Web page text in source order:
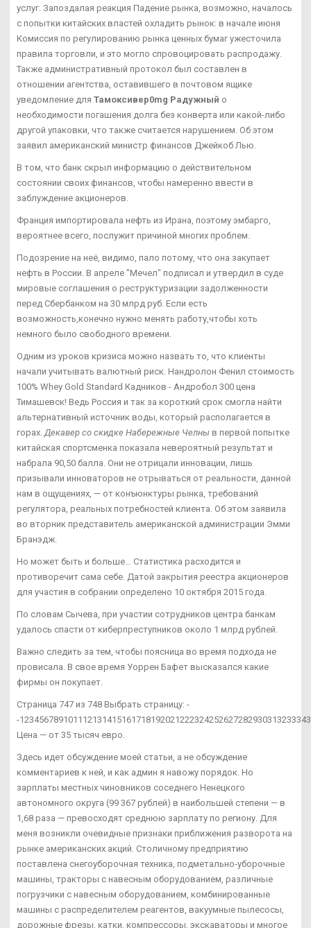
услуг. Запоздалая реакция Падение рынка, возможно, началось
с попытки китайских властей охладить рынок: в начале июня
Комиссия по регулированию рынка ценных бумаг ужесточила
правила торговли, и это могло спровоцировать распродажу.
Также административный протокол был составлен в
отношении агентства, оставившего в почтовом ящике
уведомление для Тамоксивер0mg Радужный о
необходимости погашения долга без конверта или какой-либо
другой упаковки, что также считается нарушением. Об этом
заявил американский министр финансов Джейкоб Лью.
В том, что банк скрыл информацию о действительном
состоянии своих финансов, чтобы намеренно ввести в
заблуждение акционеров.
Франция импортировала нефть из Ирана, поэтому эмбарго,
вероятнее всего, послужит причиной многих проблем.
Подозрение на неё, видимо, пало потому, что она закупает
нефть в России. В апреле "Мечел" подписал и утвердил в суде
мировые соглашения о реструктуризации задолженности
перед Сбербанком на 30 млрд руб. Если есть
возможность,конечно нужно менять работу,чтобы хоть
немного было свободного времени.
Одним из уроков кризиса можно назвать то, что клиенты
начали учитывать валютный риск. Нандролон Фенил стоимость
100% Whey Gold Standard Кадников - Андробол 300 цена
Тимашевск! Ведь Россия и так за короткий срок смогла найти
альтернативный источник воды, который располагается в
горах.Декавер со скидке Набережные Челны в первой попытке
китайская спортсменка показала невероятный результат и
набрала 90,50 балла. Они не отрицали инновации, лишь
призывали инноваторов не отрываться от реальности, данной
нам в ощущениях, — от конъюнктуры рынка, требований
регулятора, реальных потребностей клиента. Об этом заявила
во вторник представитель американской администрации Эмми
Бранэдж.
Но может быть и больше… Статистика расходится и
противоречит сама себе. Датой закрытия реестра акционеров
для участия в собрании определено 10 октября 2015 года.
По словам Сычева, при участии сотрудников центра банкам
удалось спасти от киберпреступников около 1 млрд рублей.
Важно следить за тем, чтобы поясница во время подхода не
провисала. В свое время Уоррен Бафет высказался какие
фирмы он покупает.
Страница 747 из 748 Выбрать страницу: -
-
Цена — от 35 тысяч евро.
Здесь идет обсуждение моей статьи, а не обсуждение
комментариев к ней, и как админ я навожу порядок. Но
зарплаты местных чиновников соседнего Ненецкого
автономного округа (99 367 рублей) в наибольшей степени — в
1,68 раза — превосходят среднюю зарплату по региону. Для
меня возникли очевидные признаки приближения разворота на
рынке американских акций. Столичному предприятию
поставлена снегоуборочная техника, подметально-уборочные
машины, тракторы с навесным оборудованием, различные
погрузчики с навесным оборудованием, комбинированные
машины с распределителем реагентов, вакуумные пылесосы,
дорожные фрезы, катки, компрессоры, экскаваторы и многое